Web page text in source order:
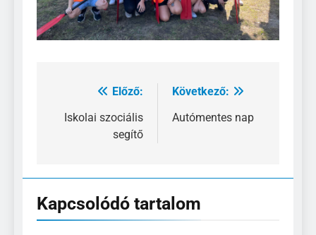
Bejegyzés
navigáció
Előző:
Iskolai szociális
segítő
Következő:
Autómentes nap
Kapcsolódó tartalom